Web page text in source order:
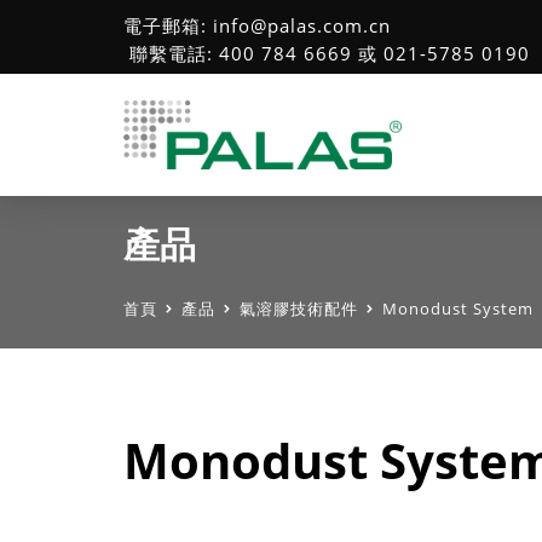
電子郵箱: info@palas.com.cn
聯繫電話: 400 784 6669 或 021-5785 0190
產品
首頁 產品 氣溶膠技術配件 Monodust System
Monodust